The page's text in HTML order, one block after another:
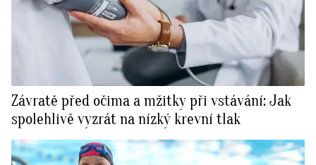
Závratě před očima a mžitky při vstávání: Jak
spolehlivě vyzrát na nízký krevní tlak